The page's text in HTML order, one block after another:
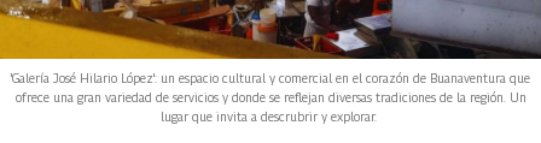
'Galería José Hilario López': un espacio cultural y comercial en el corazón de Buanaventura que
ofrece una gran variedad de servicios y donde se reflejan diversas tradiciones de la región. Un
lugar que invita a descrubrir y explorar.